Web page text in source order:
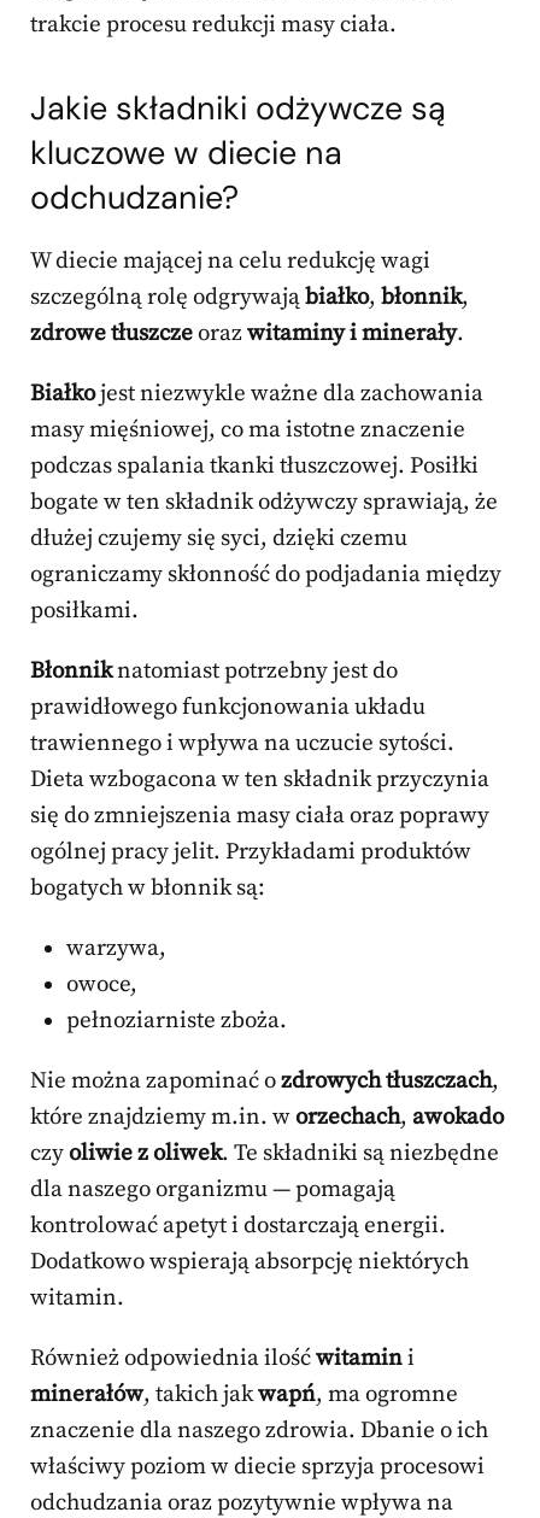
trakcie procesu redukcji masy ciała.
Jakie składniki odżywcze są
kluczowe w diecie na
odchudzanie?
W diecie mającej na celu redukcję wagi
szczególną rolę odgrywająbiałko, błonnik,
zdrowe tłuszczeorazwitaminy i minerały.
Białkojest niezwykle ważne dla zachowania
masy mięśniowej, co ma istotne znaczenie
podczas spalania tkanki tłuszczowej. Posiłki
bogate w ten składnik odżywczy sprawiają, że
dłużej czujemy się syci, dzięki czemu
ograniczamy skłonność do podjadania między
posiłkami.
Błonniknatomiast potrzebny jest do
prawidłowego funkcjonowania układu
trawiennego i wpływa na uczucie sytości.
Dieta wzbogacona w ten składnik przyczynia
się do zmniejszenia masy ciała oraz poprawy
ogólnej pracy jelit. Przykładami produktów
bogatych w błonnik są:
warzywa,
owoce,
pełnoziarniste zboża.
Nie można zapominać ozdrowych tłuszczach,
które znajdziemy m.in. worzechach, awokado
czyoliwie z oliwek. Te składniki są niezbędne
dla naszego organizmu — pomagają
kontrolować apetyt i dostarczają energii.
Dodatkowo wspierają absorpcję niektórych
witamin.
Również odpowiednia ilośćwitamini
minerałów, takich jakwapń, ma ogromne
znaczenie dla naszego zdrowia. Dbanie o ich
właściwy poziom w diecie sprzyja procesowi
odchudzania oraz pozytywnie wpływa na